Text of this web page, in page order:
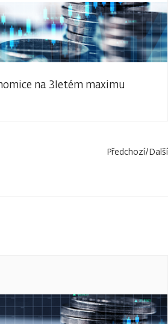
na 3letém maximu
Předchozí/Další